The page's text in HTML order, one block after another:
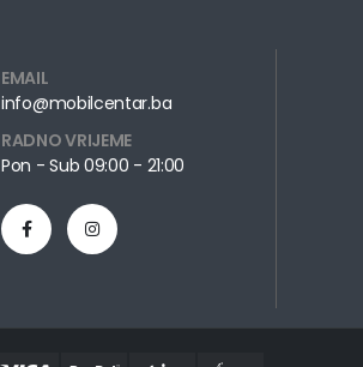
EMAIL
info@mobilcentar.ba
RADNO VRIJEME
Pon - Sub 09:00 - 21:00